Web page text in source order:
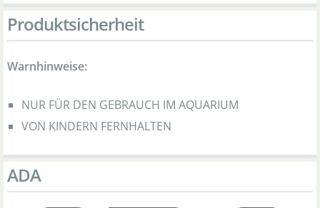
Produktsicherheit
Warnhinweise:
NUR FÜR DEN GEBRAUCH IM AQUARIUM
VON KINDERN FERNHALTEN
ADA